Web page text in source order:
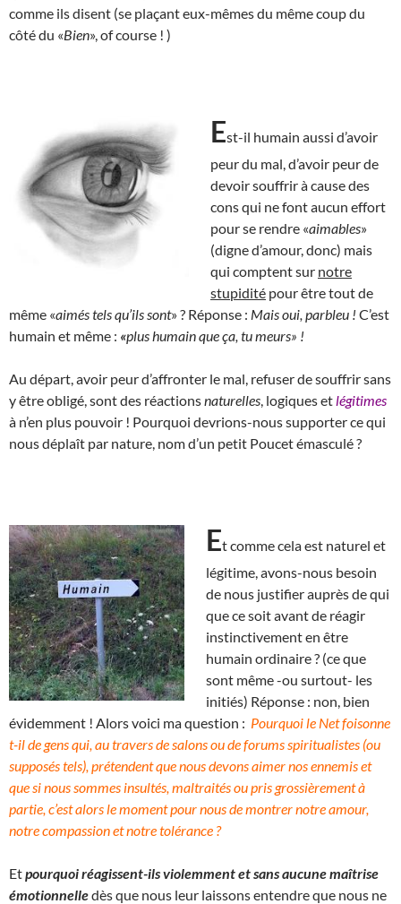
comme ils disent (se plaçant eux-mêmes du même coup du
côté du «Bien», of course ! )
Est-il humain aussi d’avoir
peur du mal, d’avoir peur de
devoir souffrir à cause des
cons qui ne font aucun effort
pour se rendre «aimables»
(digne d’amour, donc) mais
qui comptent sur notre
stupidité pour être tout de
même «aimés tels qu’ils sont» ? Réponse : Mais oui, parbleu ! C’est
humain et même : «plus humain que ça, tu meurs» !
Au départ, avoir peur d’affronter le mal, refuser de souffrir sans
y être obligé, sont des réactionsnaturelles , logiques et légitimes
à n’en plus pouvoir ! Pourquoi devrions-nous supporter ce qui
nous déplaît par nature, nom d’un petit Poucet émasculé ?
Et comme cela est naturel et
légitime, avons-nous besoin
de nous justifier auprès de qui
que ce soit avant de réagir
instinctivement en être
humain ordinaire ? (ce que
sont même -ou surtout- les
initiés) Réponse : non, bien
évidemment ! Alors voici ma question : Pourquoi le Net foisonne
t-il de gens qui, au travers de salons ou de forums spiritualistes (ou
supposés tels), prétendent que nous devons aimer nos ennemis et
que si nous sommes insultés, maltraités ou pris grossièrement à
partie, c’est alors le moment pour nous de montrer notre amour,
notre compassion et notre tolérance ?
Etpourquoi réagissent-ils violemment et sans aucune maîtrise
émotionnelledès que nous leur laissons entendre que nous ne